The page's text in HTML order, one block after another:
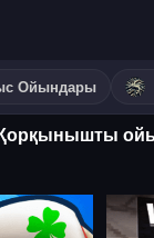
Ойындары
Қорқынышты